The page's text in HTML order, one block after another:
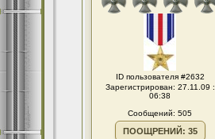
ID пользователя #2632
Зарегистрирован: 27.11.09 :
06:38
Сообщений: 505
ПООЩРЕНИЙ: 35